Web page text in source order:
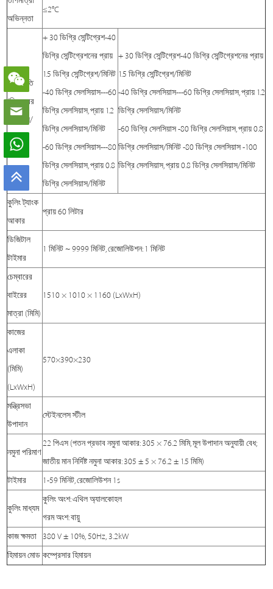
অভিন্নতা
≤2℃
কুলিং গতি
(ডিসেম্বর
সেন্সিয়াল/
মিনিট)
+ 30 ডিগ্রি সেন্টিগ্রেশ-40
ডিগ্রি সেন্টিগ্রেশনের প্রায়
1.5 ডিগ্রি সেন্টিগ্রেশ/মিনিট
-40 ডিগ্রি সেলসিয়াস---60
ডিগ্রি সেলসিয়াস, প্রায় 1.2
ডিগ্রি সেলসিয়াস/মিনিট
-60 ডিগ্রি সেলসিয়াস---80
ডিগ্রি সেলসিয়াস, প্রায় 0.8
ডিগ্রি সেলসিয়াস/মিনিট
+ 30 ডিগ্রি সেন্টিগ্রেশ-40 ডিগ্রি সেন্টিগ্রেশনের প্রায়
1.5 ডিগ্রি সেন্টিগ্রেশ/মিনিট
-40 ডিগ্রি সেলসিয়াস---60 ডিগ্রি সেলসিয়াস, প্রায় 1.2
ডিগ্রি সেলসিয়াস/মিনিট
-60 ডিগ্রি সেলসিয়াস -80 ডিগ্রি সেলসিয়াস, প্রায় 0.8
ডিগ্রি সেলসিয়াস/মিনিট -80 ডিগ্রি সেলসিয়াস -100
ডিগ্রি সেলসিয়াস, প্রায় 0.8 ডিগ্রি সেলসিয়াস/মিনিট
কুলিং ট্যাংক
আকার
প্রায় 60 লিটার
ডিজিটাল
টাইমার
1 মিনিট ~ 9999 মিনিট, রেজোলিউশন: 1 মিনিট
চেম্বারের
বাইরের
মাত্রা (মিমি)
1510 × 1010 × 1160 (LxWxH)
কাজের
এলাকা
(মিমি)
(LxWxH)
570×390×230
মন্ত্রিসভা
উপাদান
স্টেইনলেস স্টীল
নমুনা পরিমাণ
22 পিএস (পতন প্রভাব নমুনা আকার: 305 × 76.2 মিমি, মূল উপাদান অনুযায়ী বেধ;
জাতীয় মান নির্দিষ্ট নমুনা আকার: 305 ± 5 × 76.2 ± 1.5 মিমি)
টাইমার 1-59 মিনিট, রেজোলিউশন 1s
কুলিং মাধ্যম
কুলিং অংশ: এথিল অ্যালকোহল
গরম অংশ: বায়ু
কাজ ক্ষমতা 380 V ± 10%, 50Hz, 3.2kW
হিমায়ন মোড কম্প্রেসার হিমায়ন